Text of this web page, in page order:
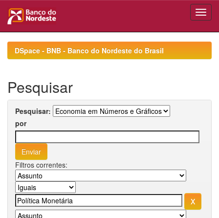
navigationDSpace - BNB - Banco do Nordeste do Brasil
Pesquisar
Pesquisar:
por
Filtros correntes: